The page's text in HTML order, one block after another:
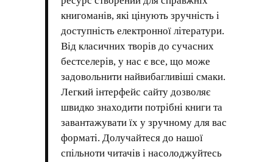
книгоманів, які цінують зручність і
доступність електронної літератури.
Від класичних творів до сучасних
бестселерів, у нас є все, що може
задовольнити найвибагливіші смаки.
Легкий інтерфейс сайту дозволяє
швидко знаходити потрібні книги та
завантажувати їх у зручному для вас
форматі. Долучайтеся до нашої
спільноти читачів і насолоджуйтесь